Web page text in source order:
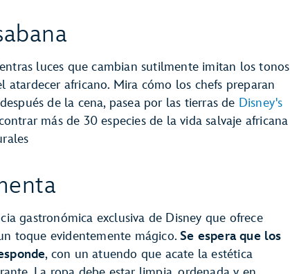
luces que cambian sutilmente imitan los tonos
atardecer africano. Mira cómo los chefs preparan
de la cena, pasea por las tierras de Disney's
más de 30 especies de la vida salvaje africana
gastronómica exclusiva de Disney que ofrece
toque evidentemente mágico. Se espera que los
, con un atuendo que acate la estética